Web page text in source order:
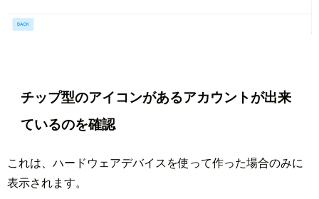
チップ型のアイコンがあるアカウントが出来
ているのを確認
これは、ハードウェアデバイスを使って作った場合のみに
表示されます。